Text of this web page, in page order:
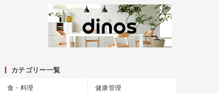
カテゴリー一覧
食・料理 健康管理